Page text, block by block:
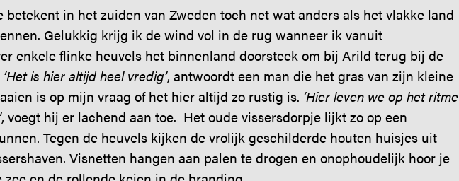
betekent in het zuiden van Zweden toch net wat anders als het vlakke land
Gelukkig krijg ik de wind vol in de rug wanneer ik vanuit
enkele flinke heuvels het binnenland doorsteek om bij Arild terug bij de
‘Het is hier altijd heel vredig’, antwoordt een man die het gras van zijn kleine
is op mijn vraag of het hier altijd zo rustig is. ‘Hier leven we op het ritme
, voegt hij er lachend aan toe. Het oude vissersdorpje lijkt zo op een
Tegen de heuvels kijken de vrolijk geschilderde houten huisjes uit
Visnetten hangen aan palen te drogen en onophoudelijk hoor je